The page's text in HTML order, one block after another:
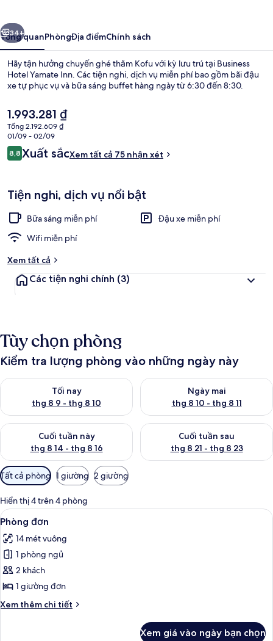
Tiếp
34+
Tổng quanPhòngĐịa điểmChính sách
Hãy tận hưởng chuyến ghé thăm Kofu với kỳ lưu trú tại Business
Hotel Yamate Inn. Các tiện nghi, dịch vụ miễn phí bao gồm bãi đậu
xe tự phục vụ và bữa sáng buffet hàng ngày từ 6:30 đến 8:30.
Giá
hiện
tại
là
1.993.281 ₫
1.993.281 ₫
Tổng 2.192.609 ₫
01/09 - 02/09
Nhận
xét
8,88,8 trên 10,
Xuất sắcXem tất cả 75 nhận xét
Tiện nghi, dịch vụ nổi bật
Bữa sáng miễn phí
Đậu xe miễn phí
Wifi miễn phí
Xem tất cả
Các tiện nghi chính (3)
Tùy chọn phòng
Kiểm tra lượng phòng vào những ngày này
Tối nay
thg 8 9 - thg 8 10
Kiểm tra lượng phòng tối nay từ thg 8 9 - thg 8 10
Ngày mai
thg 8 10 - thg 8 11
Kiểm tra lượng phòng ngày
Cuối tuần này
thg 8 14 - thg 8 16
Kiểm tra lượng phòng cuối tuần này từ thg 8 14 - thg 8 16
Cuối tuần sau
thg 8 21 - thg 8 23
Kiểm tra lượng phòng cuối
Bộ
lọc
có
thể
dùng
để
lọc
tìm
phòng
Tất cả phòng 1 giường 2 giường
Hiển thị 4 trên 4 phòng
Xem
tất
cả
ảnh
Phòng
đơn
5
Phòng đơn
14 mét vuông
1 phòng ngủ
2 khách
1 giường đơn
Xem thêm chi tiết
Chi
Xem giá vào ngày bạn chọn